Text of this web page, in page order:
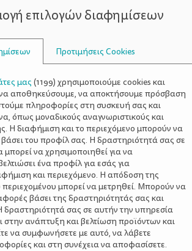
ΣΥΜΒΟΥΛΟΙ
ΓΡΑΜΜΆΤΩΝ
επιλογών διαφημίσεων
Προτιμήσεις Cookies
μας (1199) χρησιμοποιούμε cookies και
αποθηκεύσουμε, να αποκτήσουμε πρόσβαση
πληροφορίες στη συσκευή σας και
όπως μοναδικούς αναγνωριστικούς και
Η διαφήμιση και το περιεχόμενο μπορούν να
του προφίλ σας. Η δραστηριότητά σας σε
να χρησιμοποιηθεί για να
ένα προφίλ για εσάς για
και περιεχόμενο. Η απόδοση της
περιεχομένου μπορεί να μετρηθεί. Μπορούν να
βάσει της δραστηριότητάς σας και
σας σε αυτήν την υπηρεσία
στην ανάπτυξη και βελτίωση προϊόντων και
να συμφωνήσετε με αυτό, να λάβετε
και στη συνέχεια να αποφασίσετε.